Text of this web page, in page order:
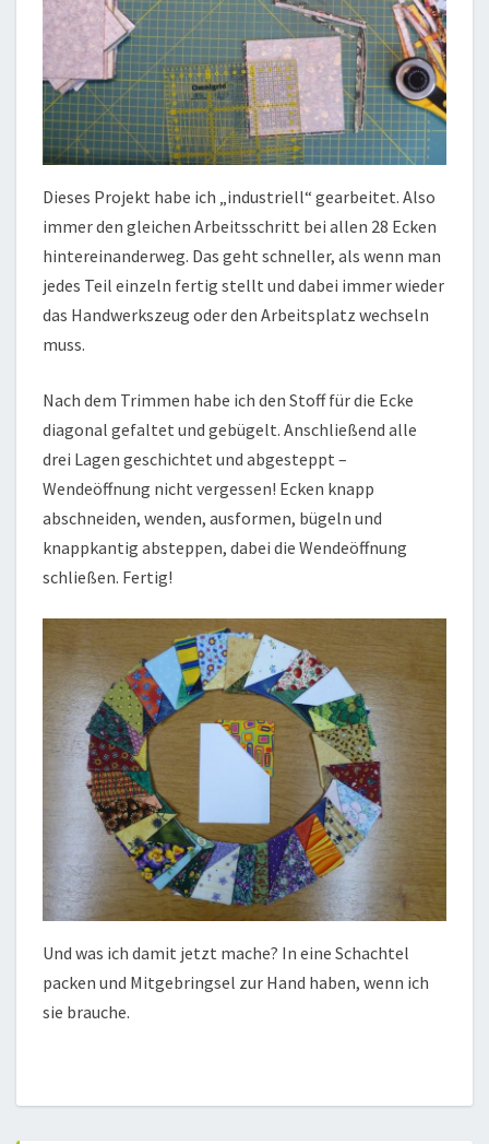
Dieses Projekt habe ich „industriell“ gearbeitet. Also
immer den gleichen Arbeitsschritt bei allen 28 Ecken
hintereinanderweg. Das geht schneller, als wenn man
jedes Teil einzeln fertig stellt und dabei immer wieder
das Handwerkszeug oder den Arbeitsplatz wechseln
muss.
Nach dem Trimmen habe ich den Stoff für die Ecke
diagonal gefaltet und gebügelt. Anschließend alle
drei Lagen geschichtet und abgesteppt –
Wendeöffnung nicht vergessen! Ecken knapp
abschneiden, wenden, ausformen, bügeln und
knappkantig absteppen, dabei die Wendeöffnung
schließen. Fertig!
Und was ich damit jetzt mache? In eine Schachtel
packen und Mitgebringsel zur Hand haben, wenn ich
sie brauche.